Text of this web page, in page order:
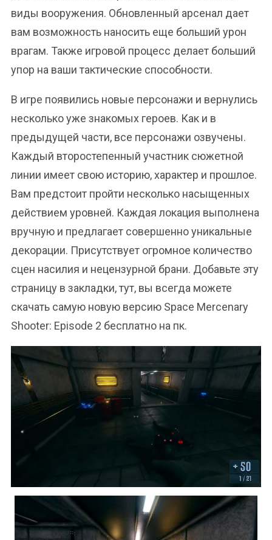
виды вооружения. Обновленный арсенал дает
вам возможность наносить еще больший урон
врагам. Также игровой процесс делает больший
упор на ваши тактические способности.
В игре появились новые персонажи и вернулись
несколько уже знакомых героев. Как и в
предыдущей части, все персонажи озвучены.
Каждый второстепенный участник сюжетной
линии имеет свою историю, характер и прошлое.
Вам предстоит пройти несколько насыщенных
действием уровней. Каждая локация выполнена
вручную и предлагает совершенно уникальные
декорации. Присутствует огромное количество
сцен насилия и нецензурной брани. Добавьте эту
страницу в закладки, тут, вы всегда можете
скачать самую новую версию Space Mercenary
Shooter: Episode 2 бесплатно на пк.